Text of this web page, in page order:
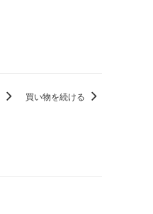
買い物を続ける